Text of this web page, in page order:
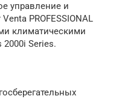
управление и
PROFESSIONAL
климатическими
Series.